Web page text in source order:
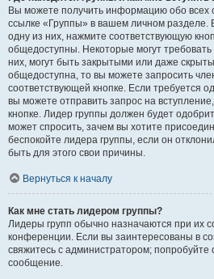
Вы можете получить информацию обо всех
ссылке «Группы» в вашем личном разделе.
одну из них, нажмите соответствующую
общедоступны. Некоторые могут
них, могут быть закрытыми или даже
общедоступна, то вы можете запросить
соответствующей кнопке. Если требуется
вы можете отправить запрос на
кнопке. Лидер группы должен будет
может спросить, зачем вы хотите
беспокойте лидера группы, если он
быть для этого свои причины.
Вернуться к началу
Как мне стать лидером группы?
Лидеры групп обычно назначаются при их
конференции. Если вы заинтересованы в
свяжитесь с администратором; попробуйте
сообщение.